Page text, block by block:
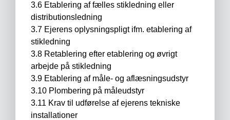
3.6 Etablering af fælles stikledning eller
distributionsledning
3.7 Ejerens oplysningspligt ifm. etablering af
stikledning
3.8 Retablering efter etablering og øvrigt
arbejde på stikledning
3.9 Etablering af måle- og aflæsningsudstyr
3.10 Plombering på måleudstyr
3.11 Krav til udførelse af ejerens tekniske
installationer